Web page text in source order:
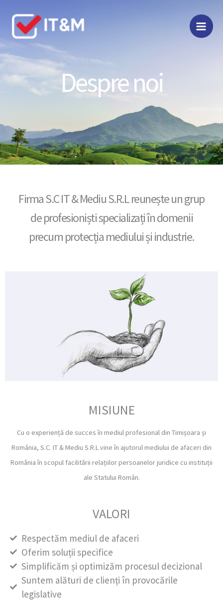
content
Despre noi
Firma S.C IT & Mediu S.R.L reunește un grup
de profesioniști specializați în domenii
precum protecția mediului și industrie.
MISIUNE
Cu o experiență de succes în mediul profesional din Timișoara și
România, S.C. IT & Mediu S.R.L vine în ajutorul mediului de afaceri din
România în scopul facilitării relațiilor persoanelor juridice cu instituții
ale Statului Român.
VALORI
Respectăm mediul de afaceri
Oferim soluții specifice
Simplificăm și optimizăm procesul decizional
Suntem alături de clienți în provocările
legislative